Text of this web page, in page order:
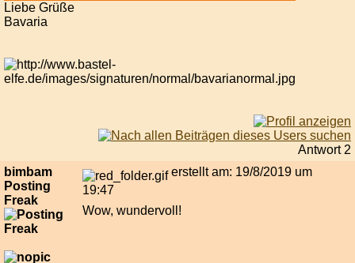
Liebe Grüße
Bavaria
Antwort 2
bimbam
Posting
Freak
erstellt am: 19/8/2019 um
19:47
Wow, wundervoll!